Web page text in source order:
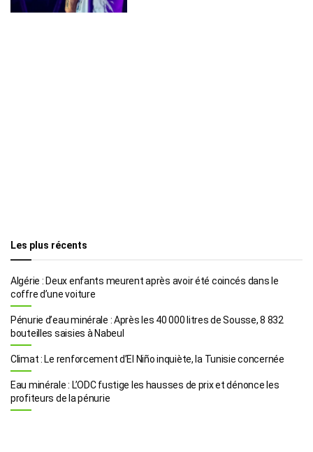
Les plus récents
Algérie : Deux enfants meurent après avoir été coincés dans le
coffre d’une voiture
Pénurie d’eau minérale : Après les 40 000 litres de Sousse, 8 832
bouteilles saisies à Nabeul
Climat : Le renforcement d’El Niño inquiète, la Tunisie concernée
Eau minérale : L’ODC fustige les hausses de prix et dénonce les
profiteurs de la pénurie